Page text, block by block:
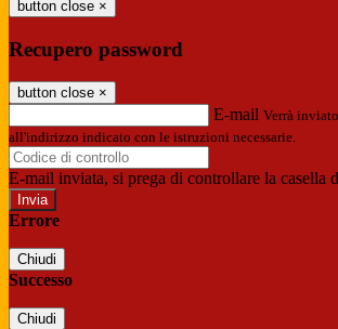
button close ×
Recupero password
button close ×
E-mail Verrà
all'indirizzo indicato con le istruzioni necessarie.
E-mail inviata, si prega di controllare la casella
Errore
Chiudi
Successo
Chiudi